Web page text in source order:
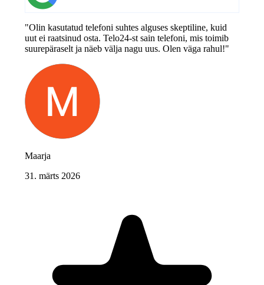
"Olin kasutatud telefoni suhtes alguses skeptiline, kuid
uut ei raatsinud osta. Telo24-st sain telefoni, mis toimib
suurepäraselt ja näeb välja nagu uus. Olen väga rahul!"
Maarja
31. märts 2026